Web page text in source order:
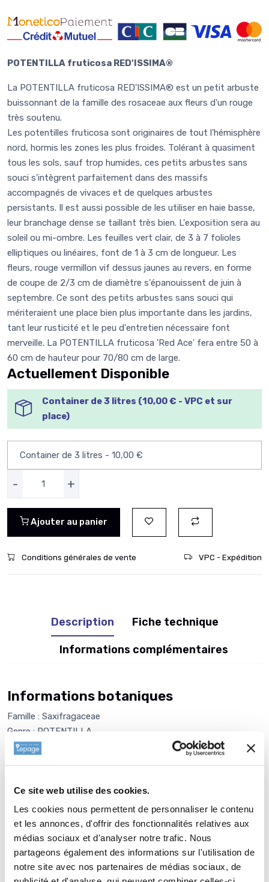
Ce site web utilise des cookies.
Les cookies nous permettent de personnaliser le contenu
et les annonces, d'offrir des fonctionnalités relatives aux
médias sociaux et d'analyser notre trafic. Nous
partageons également des informations sur l'utilisation de
notre site avec nos partenaires de médias sociaux, de
POTENTILLA fruticosa RED'ISSIMA®
La POTENTILLA fruticosa RED'ISSIMA® est un petit arbuste
buissonnant de la famille des rosaceae aux fleurs d'un rouge
très soutenu.
Les potentilles fruticosa sont originaires de tout l'hémisphère
nord, hormis les zones les plus froides. Tolérant à quasiment
tous les sols, sauf trop humides, ces petits arbustes sans
souci s'intègrent parfaitement dans des massifs
accompagnés de vivaces et de quelques arbustes
persistants. Il est aussi possible de les utiliser en haie basse,
leur branchage dense se taillant très bien. L'exposition sera au
soleil ou mi-ombre. Les feuilles vert clair, de 3 à 7 folioles
elliptiques ou linéaires, font de 1 à 3 cm de longueur. Les
fleurs, rouge vermillon vif dessus jaunes au revers, en forme
de coupe de 2/3 cm de diamètre s'épanouissent de juin à
septembre. Ce sont des petits arbustes sans souci qui
mériteraient une place bien plus importante dans les jardins,
tant leur rusticité et le peu d'entretien nécessaire font
merveille. La POTENTILLA fruticosa 'Red Ace' fera entre 50 à
60 cm de hauteur pour 70/80 cm de large.
Actuellement Disponible
Container de 3 litres (10,00 € - VPC et sur
place)
- +
Ajouter au panier
Conditions générales de vente VPC - Expédition
Description Fiche technique
Informations complémentaires
Informations botaniques
Famille : Saxifragaceae
Genre : POTENTILLA
Nom vernaculaire : Potentille - Comarum
Plantation dePOTENTILLA fruticosa
RED'ISSIMA®
La plantation dune vivace est une opération très simple. Faire
un trou de 2 à 3 fois la taille du pot. Ameublir au fond du trou
et venir écraser la terre meuble avec la motte de votre
SAXIFRAGA umbrosa 'Variegata'. Reboucher avec la terre que